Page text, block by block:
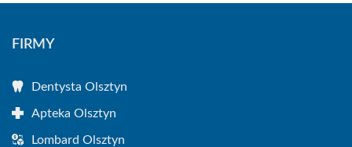
FIRMY
Dentysta Olsztyn
Apteka Olsztyn
Lombard Olsztyn